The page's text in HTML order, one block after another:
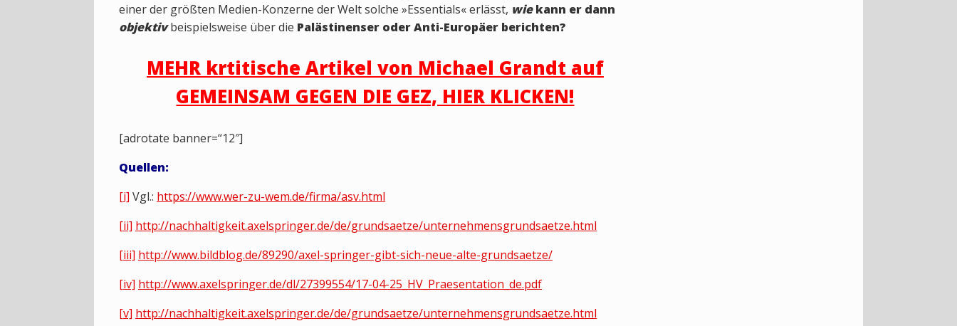
einer der größten Medien-Konzerne der Welt solche »Essentials« erlässt, wiekann er dann
objektivbeispielsweise über die Palästinenser oder Anti-Europäer berichten?
MEHR krtitische Artikel von Michael Grandt auf
GEMEINSAM GEGEN DIE GEZ, HIER KLICKEN!
[adrotate banner=“12″]
Quellen:
[i] Vgl.: https://www.wer-zu-wem.de/firma/asv.html
[ii] http://nachhaltigkeit.axelspringer.de/de/grundsaetze/unternehmensgrundsaetze.html
[iii] http://www.bildblog.de/89290/axel-springer-gibt-sich-neue-alte-grundsaetze/
[iv] http://www.axelspringer.de/dl/27399554/17-04-25_HV_Praesentation_de.pdf
[v] http://nachhaltigkeit.axelspringer.de/de/grundsaetze/unternehmensgrundsaetze.html